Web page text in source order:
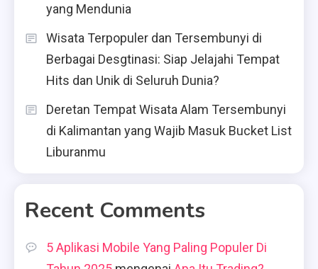
yang Mendunia
Wisata Terpopuler dan Tersembunyi di
Berbagai Desgtinasi: Siap Jelajahi Tempat
Hits dan Unik di Seluruh Dunia?
Deretan Tempat Wisata Alam Tersembunyi
di Kalimantan yang Wajib Masuk Bucket List
Liburanmu
Recent Comments
5 Aplikasi Mobile Yang Paling Populer Di